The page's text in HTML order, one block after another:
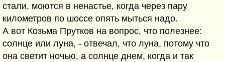
стали, моются в ненастье, когда через пару
километров по шоссе опять мыться надо.
А вот Козьма Прутков на вопрос, что полезнее:
солнце или луна, - отвечал, что луна, потому что
она светит ночью, а солнце днем, когда и так